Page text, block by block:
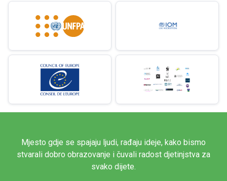
Mjesto gdje se spajaju ljudi, rađaju ideje, kako bismo
stvarali dobro obrazovanje i čuvali radost djetinjstva za
svako dijete.